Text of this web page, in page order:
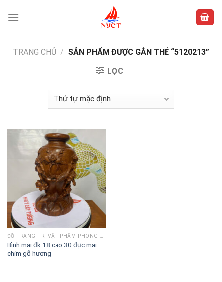
TRANG CHỦ / SẢN PHẨM ĐƯỢC GẮN THẺ “5120213”
LỌC
Bình mai đk 18 cao 30 đục mai
chim gỗ hương